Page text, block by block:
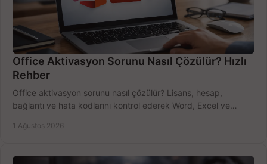
Office Aktivasyon Sorunu Nasıl Çözülür? Hızlı
Rehber
Office aktivasyon sorunu nasıl çözülür? Lisans, hesap,
bağlantı ve hata kodlarını kontrol ederek Word, Excel ve
1 Ağustos 2026